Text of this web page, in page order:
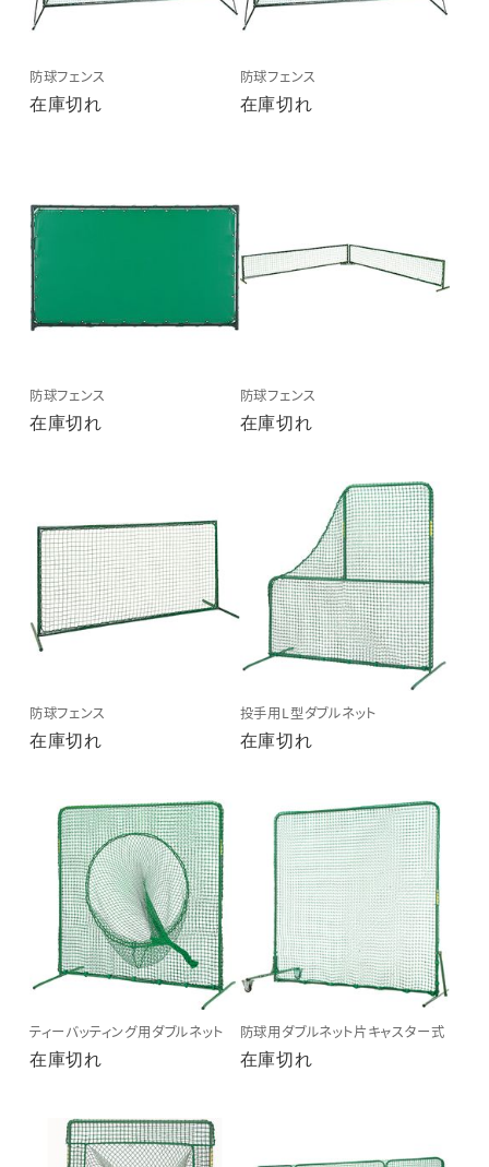
防球フェンス
在庫切れ
防球フェンス
在庫切れ
防球フェンス
在庫切れ
防球フェンス
在庫切れ
防球フェンス
在庫切れ
投手用L型ダブルネット
在庫切れ
ティーバッティング用ダブルネット
在庫切れ
防球用ダブルネット片キャスター式
在庫切れ